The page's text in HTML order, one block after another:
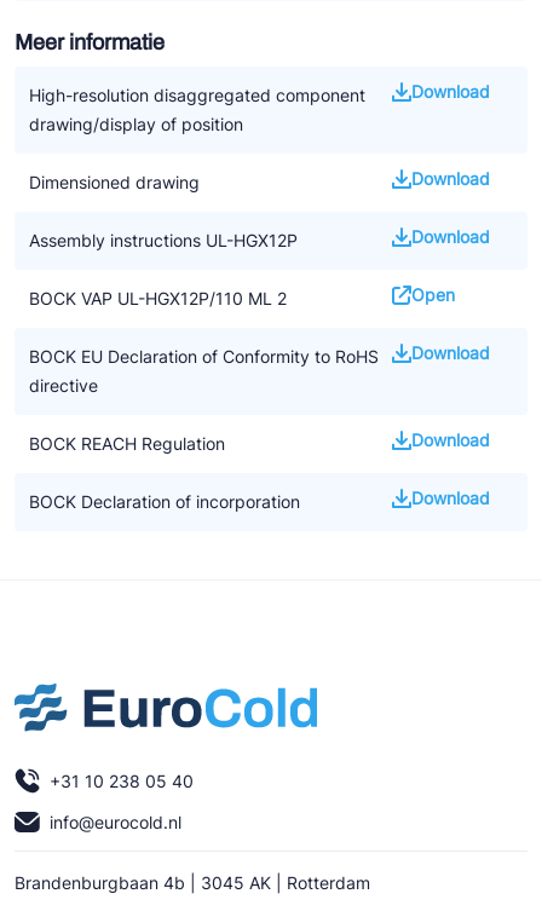
Meer informatie
High-resolution disaggregated component
drawing/display of position
Download
Dimensioned drawing Download
Assembly instructions UL-HGX12P Download
BOCK VAP UL-HGX12P/110 ML 2 Open
BOCK EU Declaration of Conformity to RoHS
directive
Download
BOCK REACH Regulation Download
BOCK Declaration of incorporation Download
+31 10 238 05 40
info@eurocold.nl
Brandenburgbaan 4b | 3045 AK | Rotterdam